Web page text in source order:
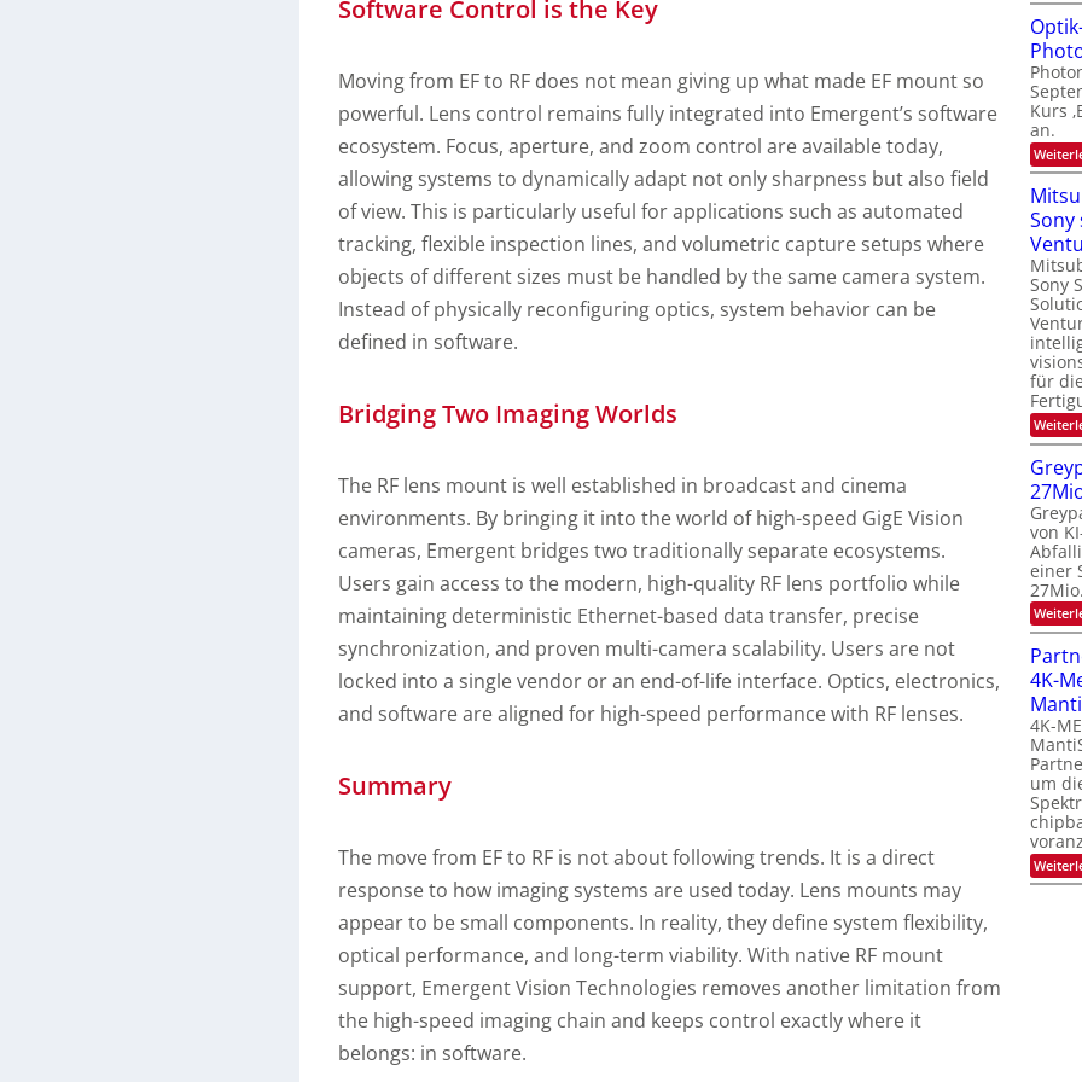
Software Control is the Key
Moving from EF to RF does not mean giving up what made EF mount so
powerful. Lens control remains fully integrated into Emergent’s software
ecosystem. Focus, aperture, and zoom control are available today,
allowing systems to dynamically adapt not only sharpness but also field
of view. This is particularly useful for applications such as automated
tracking, flexible inspection lines, and volumetric capture setups where
objects of different sizes must be handled by the same camera system.
Instead of physically reconfiguring optics, system behavior can be
defined in software.
Bridging Two Imaging Worlds
The RF lens mount is well established in broadcast and cinema
environments. By bringing it into the world of high-speed GigE Vision
cameras, Emergent bridges two traditionally separate ecosystems.
Users gain access to the modern, high-quality RF lens portfolio while
maintaining deterministic Ethernet-based data transfer, precise
synchronization, and proven multi-camera scalability. Users are not
locked into a single vendor or an end-of-life interface. Optics, electronics,
and software are aligned for high-speed performance with RF lenses.
Summary
The move from EF to RF is not about following trends. It is a direct
response to how imaging systems are used today. Lens mounts may
appear to be small components. In reality, they define system flexibility,
optical performance, and long-term viability. With native RF mount
support, Emergent Vision Technologies removes another limitation from
the high-speed imaging chain and keeps control exactly where it
belongs: in software.
Kurs
an.
Sony
Sony
für die
von
einer
4K-
4K-
um